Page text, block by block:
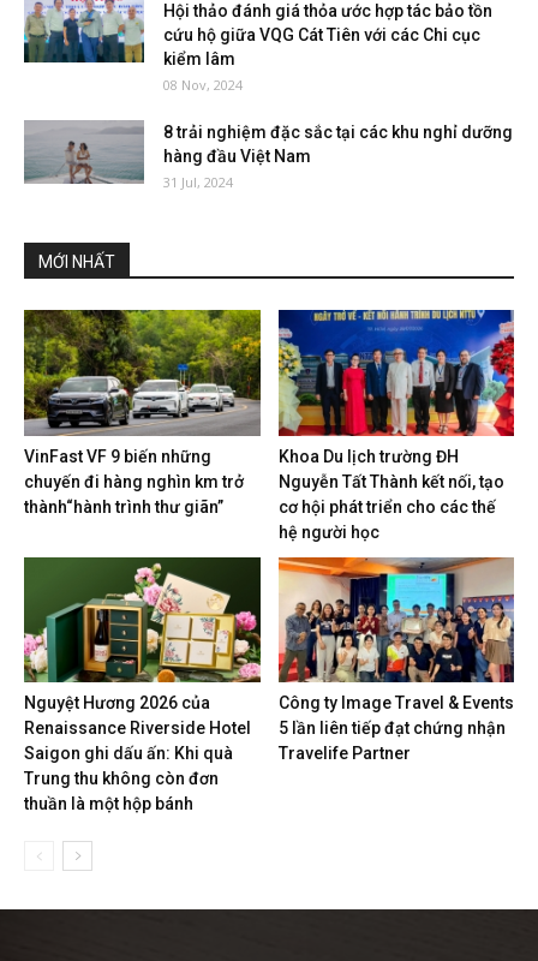
Hội thảo đánh giá thỏa ước hợp tác bảo tồn
cứu hộ giữa VQG Cát Tiên với các Chi cục
kiểm lâm
08 Nov, 2024
8 trải nghiệm đặc sắc tại các khu nghỉ dưỡng
hàng đầu Việt Nam
31 Jul, 2024
MỚI NHẤT
VinFast VF 9 biến những
chuyến đi hàng nghìn km trở
thành“hành trình thư giãn”
Khoa Du lịch trường ĐH
Nguyễn Tất Thành kết nối, tạo
cơ hội phát triển cho các thế
hệ người học
Nguyệt Hương 2026 của
Renaissance Riverside Hotel
Saigon ghi dấu ấn: Khi quà
Trung thu không còn đơn
thuần là một hộp bánh
Công ty Image Travel & Events
5 lần liên tiếp đạt chứng nhận
Travelife Partner